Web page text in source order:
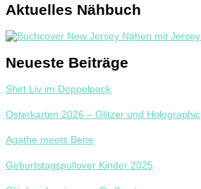
Aktuelles Nähbuch
Neueste Beiträge
Shirt Liv im Doppelpack
Osterkarten 2026 – Glitzer und Holographic
Agathe meets Bene
Geburtstagspullover Kinder 2025